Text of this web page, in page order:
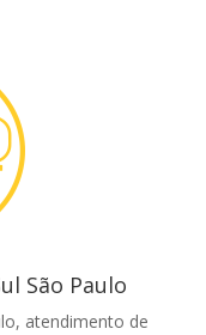
São Paulo
atendimento de